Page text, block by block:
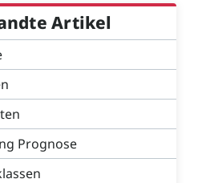
Artikel
Prognose